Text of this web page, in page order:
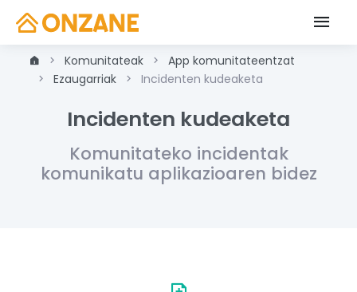
Komunitateak
App komunitateentzat
Ezaugarriak
Incidenten kudeaketa
Incidenten kudeaketa
Komunitateko incidentak
komunikatu aplikazioaren bidez